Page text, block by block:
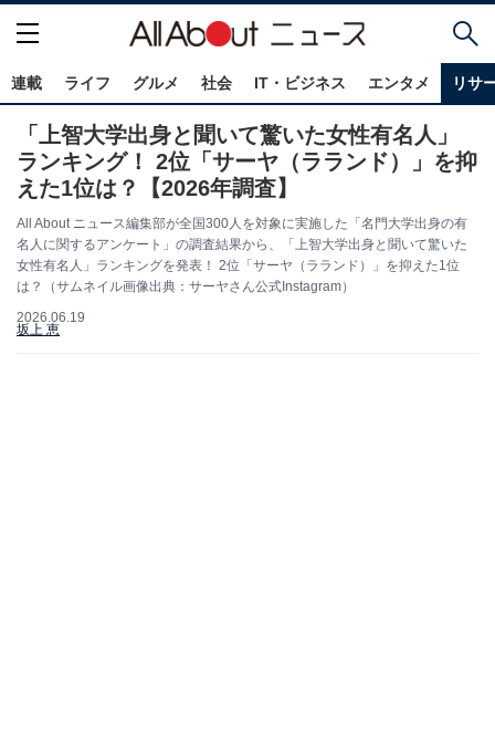
連載 ライフ グルメ 社会 IT・ビジネス エンタメ リサ
「上智大学出身と聞いて驚いた女性有名人」
ランキング！ 2位「サーヤ（ラランド）」を抑
えた1位は？【2026年調査】
All About ニュース編集部が全国300人を対象に実施した「名門大学出身の有
名人に関するアンケート」の調査結果から、「上智大学出身と聞いて驚いた
女性有名人」ランキングを発表！ 2位「サーヤ（ラランド）」を抑えた1位
は？（サムネイル画像出典：サーヤさん公式Instagram）
2026.06.19
坂上 恵